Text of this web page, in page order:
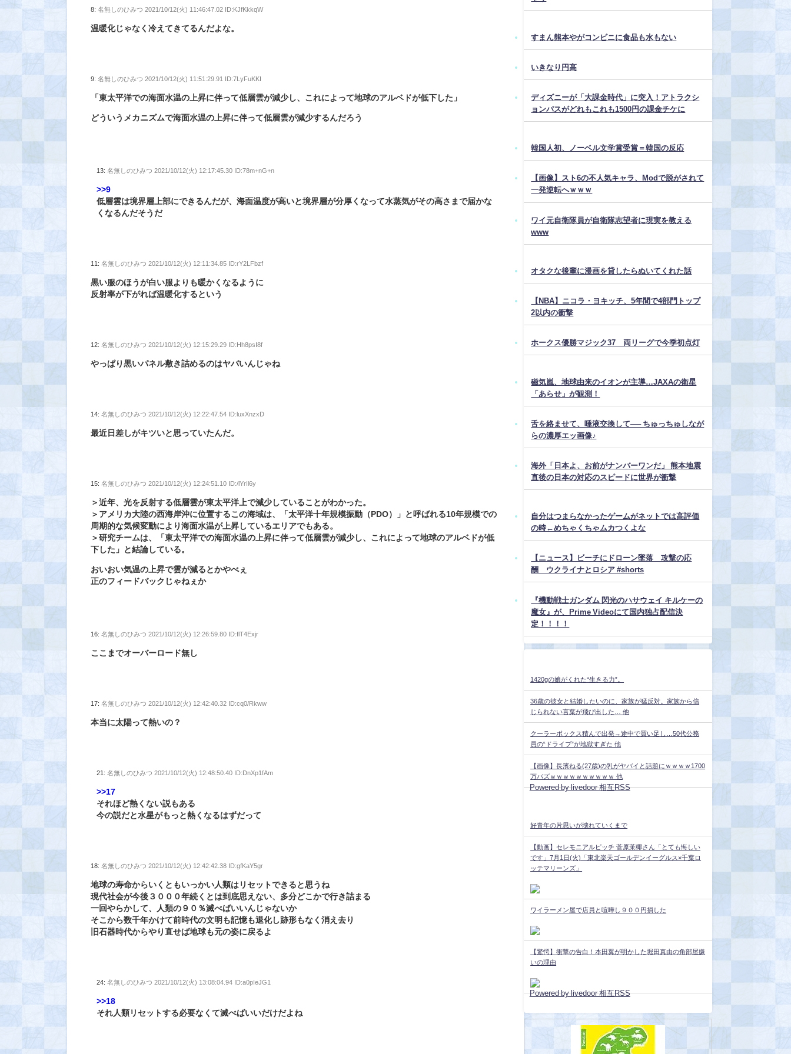
8:名無しのひみつ 2021/10/12(火) 11:46:47.02 ID:KJfKkkqW
温暖化じゃなく冷えてきてるんだよな。
9:名無しのひみつ 2021/10/12(火) 11:51:29.91 ID:7LyFuKKI
「東太平洋での海面水温の上昇に伴って低層雲が減少し、これによって地球のアルベドが低下した」
どういうメカニズムで海面水温の上昇に伴って低層雲が減少するんだろう
13:名無しのひみつ 2021/10/12(火) 12:17:45.30 ID:78m+nG+n
>>9
低層雲は境界層上部にできるんだが、海面温度が高いと境界層が分厚くなって水蒸気がその高さまで届かな
くなるんだそうだ
11:名無しのひみつ 2021/10/12(火) 12:11:34.85 ID:rY2LFbzf
黒い服のほうが白い服よりも暖かくなるように
反射率が下がれば温暖化するという
12:名無しのひみつ 2021/10/12(火) 12:15:29.29 ID:Hh8psI8f
やっぱり黒いパネル敷き詰めるのはヤバいんじゃね
14:名無しのひみつ 2021/10/12(火) 12:22:47.54 ID:luxXnzxD
最近日差しがキツいと思っていたんだ。
15:名無しのひみつ 2021/10/12(火) 12:24:51.10 ID:/lYrIl6y
＞近年、光を反射する低層雲が東太平洋上で減少していることがわかった。
＞アメリカ大陸の西海岸沖に位置するこの海域は、「太平洋十年規模振動（PDO）」と呼ばれる10年規模での
周期的な気候変動により海面水温が上昇しているエリアでもある。
＞研究チームは、「東太平洋での海面水温の上昇に伴って低層雲が減少し、これによって地球のアルベドが低
下した」と結論している。
おいおい気温の上昇で雲が減るとかやべぇ
正のフィードバックじゃねぇか
16:名無しのひみつ 2021/10/12(火) 12:26:59.80 ID:flT4Exjr
ここまでオーバーロード無し
17:名無しのひみつ 2021/10/12(火) 12:42:40.32 ID:cq0/Rkww
本当に太陽って熱いの？
21:名無しのひみつ 2021/10/12(火) 12:48:50.40 ID:DnXp1fAm
>>17
それほど熱くない説もある
今の説だと水星がもっと熱くなるはずだって
18:名無しのひみつ 2021/10/12(火) 12:42:42.38 ID:gfKaY5gr
地球の寿命からいくともいっかい人類はリセットできると思うね
現代社会が今後３０００年続くとは到底思えない、多分どこかで行き詰まる
一回やらかして、人類の９０％滅べばいいんじゃないか
そこから数千年かけて前時代の文明も記憶も退化し跡形もなく消え去り
旧石器時代からやり直せば地球も元の姿に戻るよ
24:名無しのひみつ 2021/10/12(火) 13:08:04.94 ID:a0pIeJG1
>>18
それ人類リセットする必要なくて滅べばいいだけだよね
すまん熊本やがコンビニに食品も水もない
いきなり円高
ディズニーが「大課金時代」に突入！アトラクシ
ョンパスがどれもこれも1500円の課金チケに
韓国人初、ノーベル文学賞受賞＝韓国の反応
【画像】スト6の不人気キャラ、Modで脱がされて
一発逆転へｗｗｗ
ワイ元自衛隊員が自衛隊志望者に現実を教える
www
オタクな後輩に漫画を貸したらぬいてくれた話
【NBA】ニコラ・ヨキッチ、5年間で4部門トップ
2以内の衝撃
ホークス優勝マジック37 両リーグで今季初点灯
磁気嵐、地球由来のイオンが主導…JAXAの衛星
「あらせ」が観測！
舌を絡ませて、唾液交換して── ちゅっちゅしなが
らの濃厚エッ画像♪
海外「日本よ、お前がナンバーワンだ」 熊本地震
直後の日本の対応のスピードに世界が衝撃
自分はつまらなかったゲームがネットでは高評価
の時←めちゃくちゃムカつくよな
【ニュース】ビーチにドローン墜落 攻撃の応
酬 ウクライナとロシア #shorts
『機動戦士ガンダム 閃光のハサウェイ キルケーの
魔女』が、Prime Videoにて国内独占配信決
定！！！！
1420gの娘がくれた“生きる力”。
36歳の彼女と結婚したいのに、家族が猛反対。家族から信
じられない言葉が飛び出した… 他
クーラーボックス積んで出発→途中で買い足し…50代公務
員の“ドライブ”が地獄すぎた 他
【画像】長濱ねる(27歳)の乳がヤバイと話題にｗｗｗｗ1700
万バズｗｗｗｗｗｗｗｗｗｗ 他
Powered by livedoor 相互RSS
好青年の片思いが壊れていくまで
【動画】セレモニアルピッチ 菅原茉椰さん「とても悔しい
です」7月1日(火)「東北楽天ゴールデンイーグルス×千葉ロ
ッテマリーンズ」
ワイラーメン屋で店員と喧嘩し９００円損した
【驚愕】衝撃の告白！本田翼が明かした堀田真由の角部屋嫌
いの理由
Powered by livedoor 相互RSS